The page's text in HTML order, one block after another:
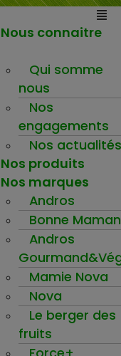
Nous connaitre
Qui somme
nous
Nos
engagements
Nos actualités
Nos produits
Nos marques
Andros
Bonne Maman
Andros
Mamie Nova
Nova
Le berger des
fruits